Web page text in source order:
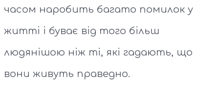
часом наробить багато помилок у
житті і буває від того більш
людянішою ніж ті, які гадають, що
вони живуть праведно.